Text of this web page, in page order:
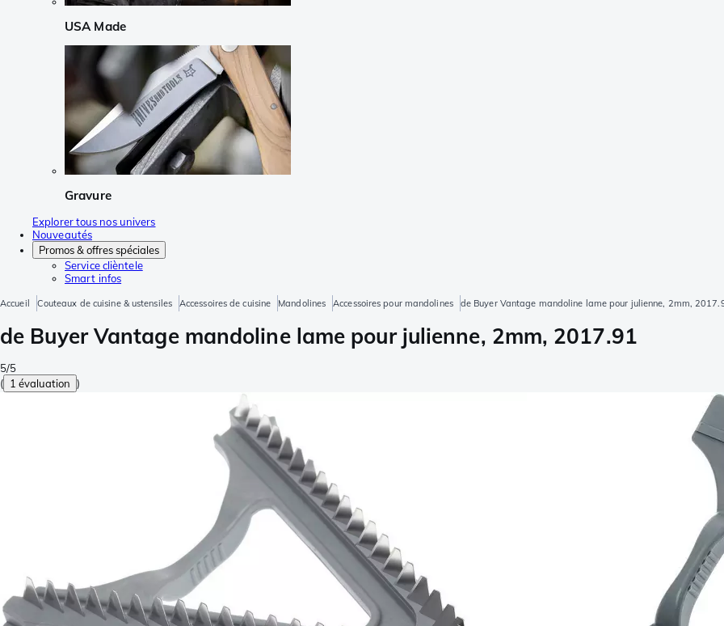
USA Made
Gravure
Explorer tous nos univers
Nouveautés
Promos & offres spéciales
Service clièntele
Smart infos
Accueil Couteaux de cuisine & ustensiles Accessoires de cuisine Mandolines Accessoires pour mandolines de Buyer Vantage mandoline lame pour julienne, 2mm,
de Buyer Vantage mandoline lame pour julienne, 2mm, 2017.91
5/5
( 1 évaluation )